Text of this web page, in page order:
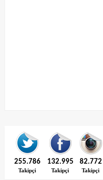
255.786
Takipçi
132.995
Takipçi
82.772
Takipçi